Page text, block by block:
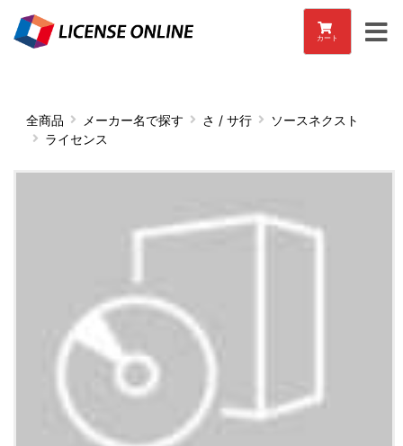
カート
全商品 メーカー名で探す さ / サ行
ソースネクスト
ライセンス